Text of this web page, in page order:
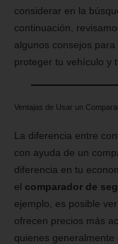
considerar en la
continuación,
algunos consejos
proteger tu vehículo y
Ventajas de Usar un
La diferencia entre
con ayuda de un
diferencia en tu
el comparador de
ejemplo, es posible
ofrecen precios más
quienes